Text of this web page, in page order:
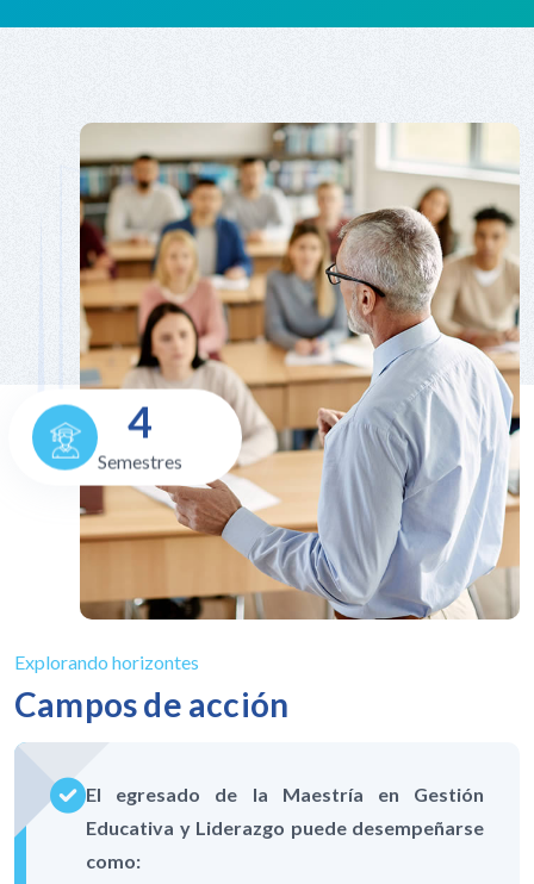
4
Semestres
Explorando horizontes
Campos de acción
El egresado de la Maestría en Gestión
Educativa y Liderazgo puede desempeñarse
como: